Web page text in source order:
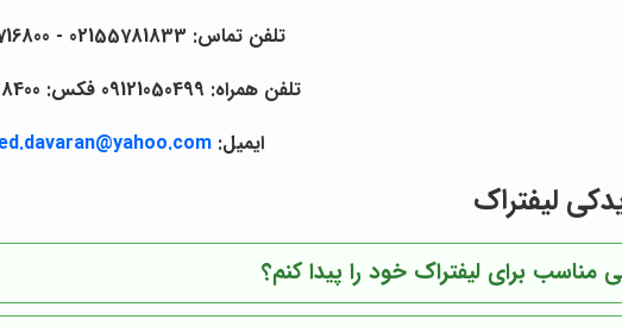
تلفن تماس: 02155781833 - 02155716800
تلفن همراه: 09121050499 فکس: 02155728400
ایمیل:
لیفتراک
برای لیفتراک خود را پیدا کنم؟